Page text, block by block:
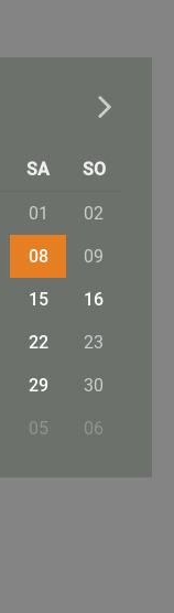
SA SO
01 02
08 09
15 16
22 23
29 30
05 06